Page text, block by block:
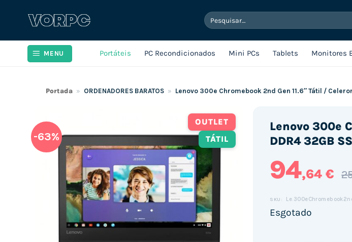
Pesquisar
por:
MENU Portáteis PC Recondicionados Mini PCs Tablets Monitores
Portada » ORDENADORES BARATOS » Lenovo 300e Chromebook 2nd Gen 11.6″ Tátil /
OUTLET
TÁTIL
-63%
Lenovo 300e
DDR4 32GB
94,64 €
SKU:
Esgotado